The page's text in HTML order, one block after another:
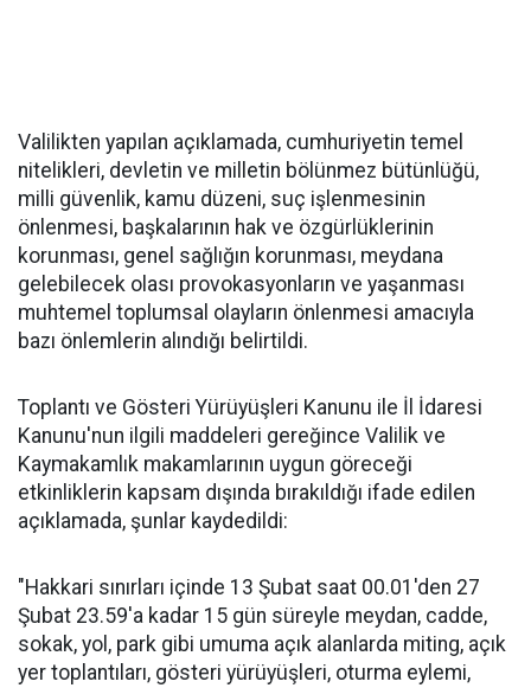
Valilikten yapılan açıklamada, cumhuriyetin temel
nitelikleri, devletin ve milletin bölünmez bütünlüğü,
milli güvenlik, kamu düzeni, suç işlenmesinin
önlenmesi, başkalarının hak ve özgürlüklerinin
korunması, genel sağlığın korunması, meydana
gelebilecek olası provokasyonların ve yaşanması
muhtemel toplumsal olayların önlenmesi amacıyla
bazı önlemlerin alındığı belirtildi.
Toplantı ve Gösteri Yürüyüşleri Kanunu ile İl İdaresi
Kanunu'nun ilgili maddeleri gereğince Valilik ve
Kaymakamlık makamlarının uygun göreceği
etkinliklerin kapsam dışında bırakıldığı ifade edilen
açıklamada, şunlar kaydedildi:
"Hakkari sınırları içinde 13 Şubat saat 00.01'den 27
Şubat 23.59'a kadar 15 gün süreyle meydan, cadde,
sokak, yol, park gibi umuma açık alanlarda miting, açık
yer toplantıları, gösteri yürüyüşleri, oturma eylemi,